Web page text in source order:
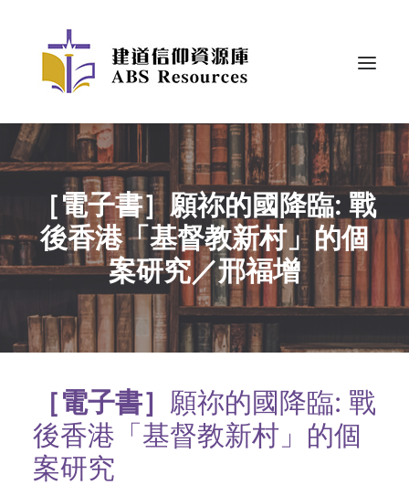
［電子書］願祢的國降臨: 戰
後香港「基督教新村」的個
案研究／邢福增
［電子書］ 願祢的國降臨: 戰
後香港「基督教新村」的個
案研究